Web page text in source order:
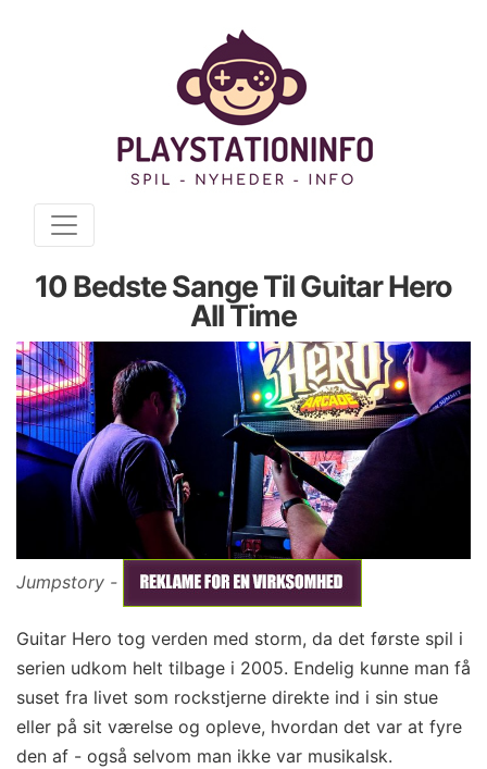
10 Bedste Sange Til Guitar Hero
All Time
Jumpstory -
Guitar Hero tog verden med storm, da det første spil i
serien udkom helt tilbage i 2005. Endelig kunne man få
suset fra livet som rockstjerne direkte ind i sin stue
eller på sit værelse og opleve, hvordan det var at fyre
den af - også selvom man ikke var musikalsk.